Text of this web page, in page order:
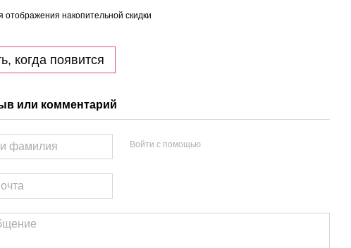
отображения накопительной скидки
когда появится
или комментарий
Войти с помощью